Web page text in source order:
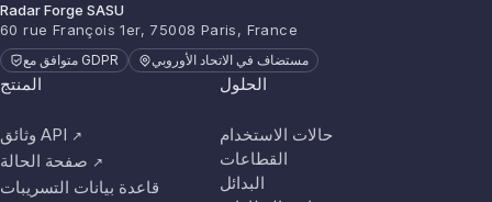
Radar Forge SASU
60 rue François 1er, 75008 Paris, France
متوافق مع GDPR مستضاف في الاتحاد الأوروبي
المنتج
وثائق API ↗
صفحة الحالة ↗
قاعدة بيانات التسريبات
الحلول
حالات الاستخدام
القطاعات
البدائل